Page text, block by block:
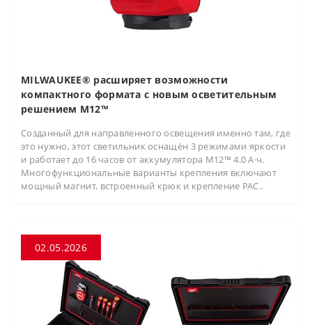
MILWAUKEE® расширяет возможности
компактного формата с новым осветительным
решением M12™
Созданный для направленного освещения именно там, где
это нужно, этот светильник оснащён 3 режимами яркости
и работает до 16 часов от аккумулятора M12™ 4.0 А·ч.
Многофункциональные варианты крепления включают
мощный магнит, встроенный крюк и крепление PAC..
02.05.2026